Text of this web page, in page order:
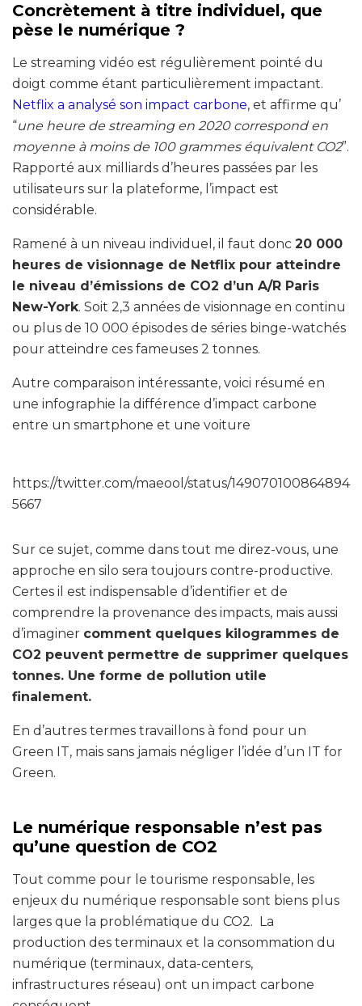
Concrètement à titre individuel, que
pèse le numérique ?
Le streaming vidéo est régulièrement pointé du
doigt comme étant particulièrement impactant.
Netflix a analysé son impact carbone, et affirme qu’
“une heure de streaming en 2020 correspond en
moyenne à moins de 100 grammes équivalent CO2”.
Rapporté aux milliards d’heures passées par les
utilisateurs sur la plateforme, l’impact est
considérable.
Ramené à un niveau individuel, il faut donc 20 000
heures de visionnage de Netflix pour atteindre
le niveau d’émissions de CO2 d’un A/R Paris
New-York. Soit 2,3 années de visionnage en continu
ou plus de 10 000 épisodes de séries binge-watchés
pour atteindre ces fameuses 2 tonnes.
Autre comparaison intéressante, voici résumé en
une infographie la différence d’impact carbone
entre un smartphone et une voiture
https://twitter.com/maeool/status/149070100864894
5667
Sur ce sujet, comme dans tout me direz-vous, une
approche en silo sera toujours contre-productive.
Certes il est indispensable d’identifier et de
comprendre la provenance des impacts, mais aussi
d’imaginer comment quelques kilogrammes de
CO2 peuvent permettre de supprimer quelques
tonnes. Une forme de pollution utile
finalement.
En d’autres termes travaillons à fond pour un
Green IT, mais sans jamais négliger l’idée d’un IT for
Green.
Le numérique responsable n’est pas
qu’une question de CO2
Tout comme pour le tourisme responsable, les
enjeux du numérique responsable sont biens plus
larges que la problématique du CO2. La
production des terminaux et la consommation du
numérique (terminaux, data-centers,
infrastructures réseau) ont un impact carbone